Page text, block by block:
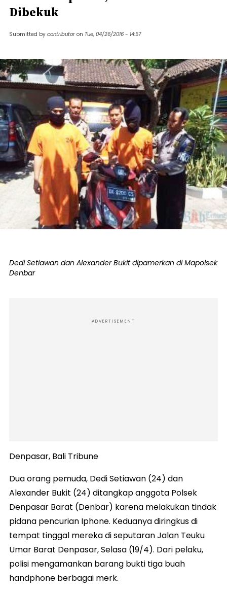
Dibekuk
Submitted by contributor on Tue, 04/26/2016 - 14:57
Dedi Setiawan dan Alexander Bukit dipamerkan di Mapolsek
Denbar
ADVERTISEMENT
Denpasar, Bali Tribune
Dua orang pemuda, Dedi Setiawan (24) dan
Alexander Bukit (24) ditangkap anggota Polsek
Denpasar Barat (Denbar) karena melakukan tindak
pidana pencurian Iphone. Keduanya diringkus di
tempat tinggal mereka di seputaran Jalan Teuku
Umar Barat Denpasar, Selasa (19/4). Dari pelaku,
polisi mengamankan barang bukti tiga buah
handphone berbagai merk.